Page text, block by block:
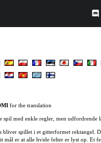
for the translation
spil med enkle regler, men udfordrende
bliver spillet i et gitterformet rektangel.
mål er at alle hvide felter er lyst op. Et